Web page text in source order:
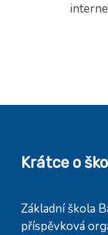
Krátce o
Základní škola
příspěvková